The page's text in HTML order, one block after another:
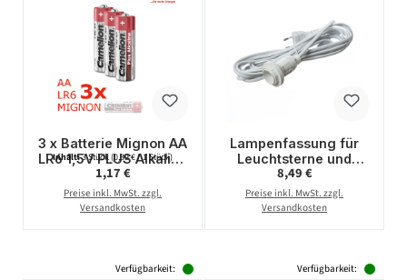
3 x Batterie Mignon AA
LR6 1,5V PLUS Alkaline
- Leistung auf Dauer -
CAMELION
Inhalt:3 Stück(0,39 € / 1 Stück)
Regulärer Preis:
1,17 €
Preise inkl. MwSt. zzgl.
Versandkosten
Lampenfassung für
Leuchtsterne und
Hängeartikel - Länge
ca. 5 m - E14 Fassung
- weiß
Regulärer Preis:
8,49 €
Preise inkl. MwSt. zzgl.
Versandkosten
Verfügbarkeit: Verfügbarkeit: